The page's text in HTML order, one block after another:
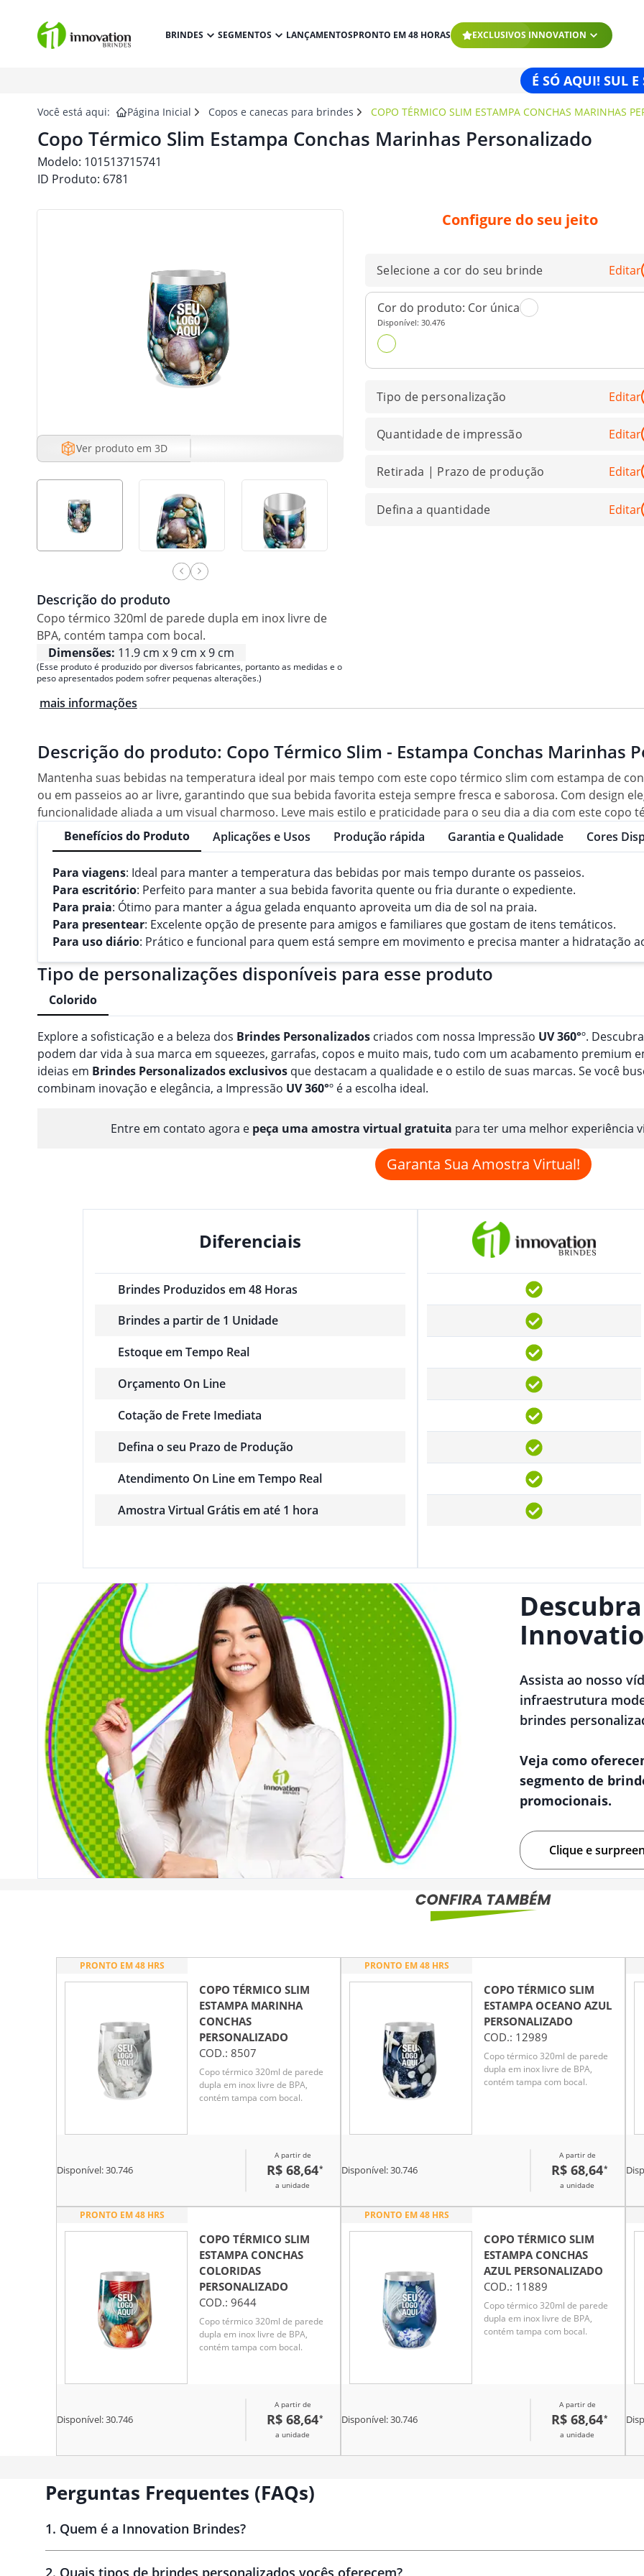
BRINDES SEGMENTOS LANÇAMENTOSPRONTO EM 48 HORAS EXCLUSIVOS INNOVATION
É SÓ AQUI! SUL E
Você está aqui: Página Inicial Copos e canecas para brindes COPO TÉRMICO SLIM ESTAMPA CONCHAS MARINHAS
Copo Térmico Slim Estampa Conchas Marinhas Personalizado
Modelo: 101513715741
ID Produto: 6781
Ver produto em 3D
Descrição do produto
Copo térmico 320ml de parede dupla em inox livre de
BPA, contém tampa com bocal.
Dimensões: 11.9 cm x 9 cm x 9 cm
(Esse produto é produzido por diversos fabricantes, portanto as medidas e o
peso apresentados podem sofrer pequenas alterações.)
Configure do seu jeito
Selecione a cor do seu brinde Editar
Cor do produto: Cor única
Disponível: 30.476
Tipo de personalização Editar
Quantidade de impressão Editar
Retirada | Prazo de produção Editar
Defina a quantidade Editar
mais informações
Descrição do produto: Copo Térmico Slim - Estampa Conchas Marinhas
Mantenha suas bebidas na temperatura ideal por mais tempo com este copo térmico slim com estampa de
ou em passeios ao ar livre, garantindo que sua bebida favorita esteja sempre fresca e saborosa. Com design
funcionalidade aliada a um visual charmoso. Leve mais estilo e praticidade para o seu dia a dia com este copo
Benefícios do Produto
Aplicações e Usos Produção rápida Garantia e Qualidade Cores
Para viagens: Ideal para manter a temperatura das bebidas por mais tempo durante os passeios.
Para escritório: Perfeito para manter a sua bebida favorita quente ou fria durante o expediente.
Para praia: Ótimo para manter a água gelada enquanto aproveita um dia de sol na praia.
Para presentear: Excelente opção de presente para amigos e familiares que gostam de itens temáticos.
Para uso diário: Prático e funcional para quem está sempre em movimento e precisa manter a hidratação
Tipo de personalizações disponíveis para esse produto
Colorido
Explore a sofisticação e a beleza dos Brindes Personalizados criados com nossa Impressão UV 360°º.
podem dar vida à sua marca em squeezes, garrafas, copos e muito mais, tudo com um acabamento premium
ideias em Brindes Personalizadosexclusivos que destacam a qualidade e o estilo de suas marcas. Se você
combinam inovação e elegância, a Impressão UV 360°º é a escolha ideal.
Entre em contato agora e peça uma amostra virtual gratuita para ter uma melhor experiência
Garanta Sua Amostra Virtual!
Diferenciais
Brindes Produzidos em 48 Horas
Brindes a partir de 1 Unidade
Estoque em Tempo Real
Orçamento On Line
Cotação de Frete Imediata
Defina o seu Prazo de Produção
Atendimento On Line em Tempo Real
Amostra Virtual Grátis em até 1 hora
Assista ao nosso
infraestrutura
brindes
Veja como
segmento de
promocionais.
Clique e
PRONTO EM 48 HRS
COPO TÉRMICO SLIM
ESTAMPA MARINHA
CONCHAS
PERSONALIZADO
COD.: 8507
Copo térmico 320ml de parede
dupla em inox livre de BPA,
contém tampa com bocal.
Disponível:30.746
A partir de
R$ 68,64*
a unidade
PRONTO EM 48 HRS
COPO TÉRMICO SLIM
ESTAMPA OCEANO AZUL
PERSONALIZADO
COD.: 12989
Copo térmico 320ml de parede
dupla em inox livre de BPA,
contém tampa com bocal.
Disponível:30.746
A partir de
R$ 68,64*
a unidade
PRONTO EM 48 HRS
COPO TÉRMICO SLIM
ESTAMPA CONCHAS
COLORIDAS
PERSONALIZADO
COD.: 9644
Copo térmico 320ml de parede
dupla em inox livre de BPA,
contém tampa com bocal.
Disponível:30.746
A partir de
R$ 68,64*
a unidade
PRONTO EM 48 HRS
COPO TÉRMICO SLIM
ESTAMPA CONCHAS
AZUL PERSONALIZADO
COD.: 11889
Copo térmico 320ml de parede
dupla em inox livre de BPA,
contém tampa com bocal.
Disponível:30.746
A partir de
R$ 68,64*
a unidade
Perguntas Frequentes (FAQs)
1. Quem é a Innovation Brindes?